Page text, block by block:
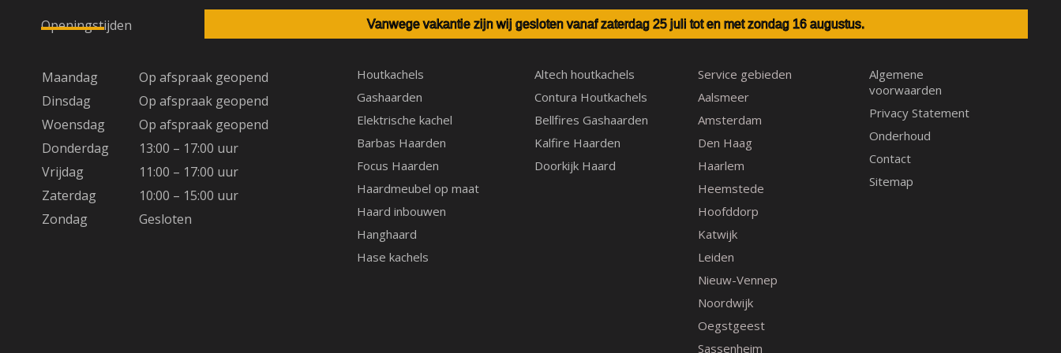
e
b
k
t
a
t
e
Openingstijden Vanwege vakantie zijn wij gesloten vanaf zaterdag 25 juli tot en met zondag 16 augustus.
Maandag
Op afspraak geopend
Dinsdag
Op afspraak geopend
Woensdag
Op afspraak geopend
Donderdag
13:00 – 17:00 uur
Vrijdag
11:00 – 17:00 uur
Zaterdag
10:00 – 15:00 uur
Zondag
Gesloten
Houtkachels
Gashaarden
Elektrische kachel
Barbas Haarden
Focus Haarden
Haardmeubel op maat
Haard inbouwen
Hanghaard
Hase kachels
Altech houtkachels
Contura Houtkachels
Bellfires Gashaarden
Kalfire Haarden
Doorkijk Haard
Service gebieden
Aalsmeer
Amsterdam
Den Haag
Haarlem
Heemstede
Hoofddorp
Katwijk
Leiden
Nieuw-Vennep
Noordwijk
Oegstgeest
Sassenheim
Algemene
voorwaarden
Privacy Statement
Onderhoud
Contact
Sitemap